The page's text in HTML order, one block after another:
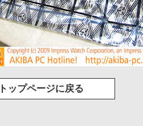
ップページに戻る